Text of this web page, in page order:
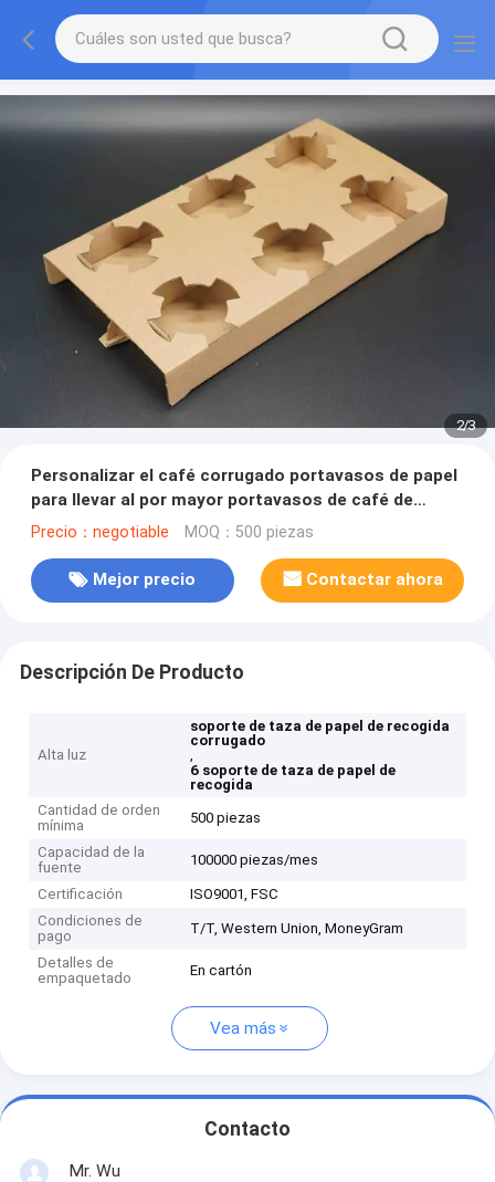
2/3
Personalizar el café corrugado portavasos de papel
para llevar al por mayor portavasos de café de
cartón 2/4/6
Precio：negotiable MOQ：500 piezas
Mejor precio Contactar ahora
Descripción De Producto
Alta luz
soporte de taza de papel de recogida
corrugado
,
6 soporte de taza de papel de
recogida
Cantidad de orden
mínima
500 piezas
Capacidad de la
fuente
100000 piezas/mes
Certificación
ISO9001, FSC
Condiciones de
pago
T/T, Western Union, MoneyGram
Detalles de
empaquetado
En cartón
Vea más
Contacto
Mr. Wu